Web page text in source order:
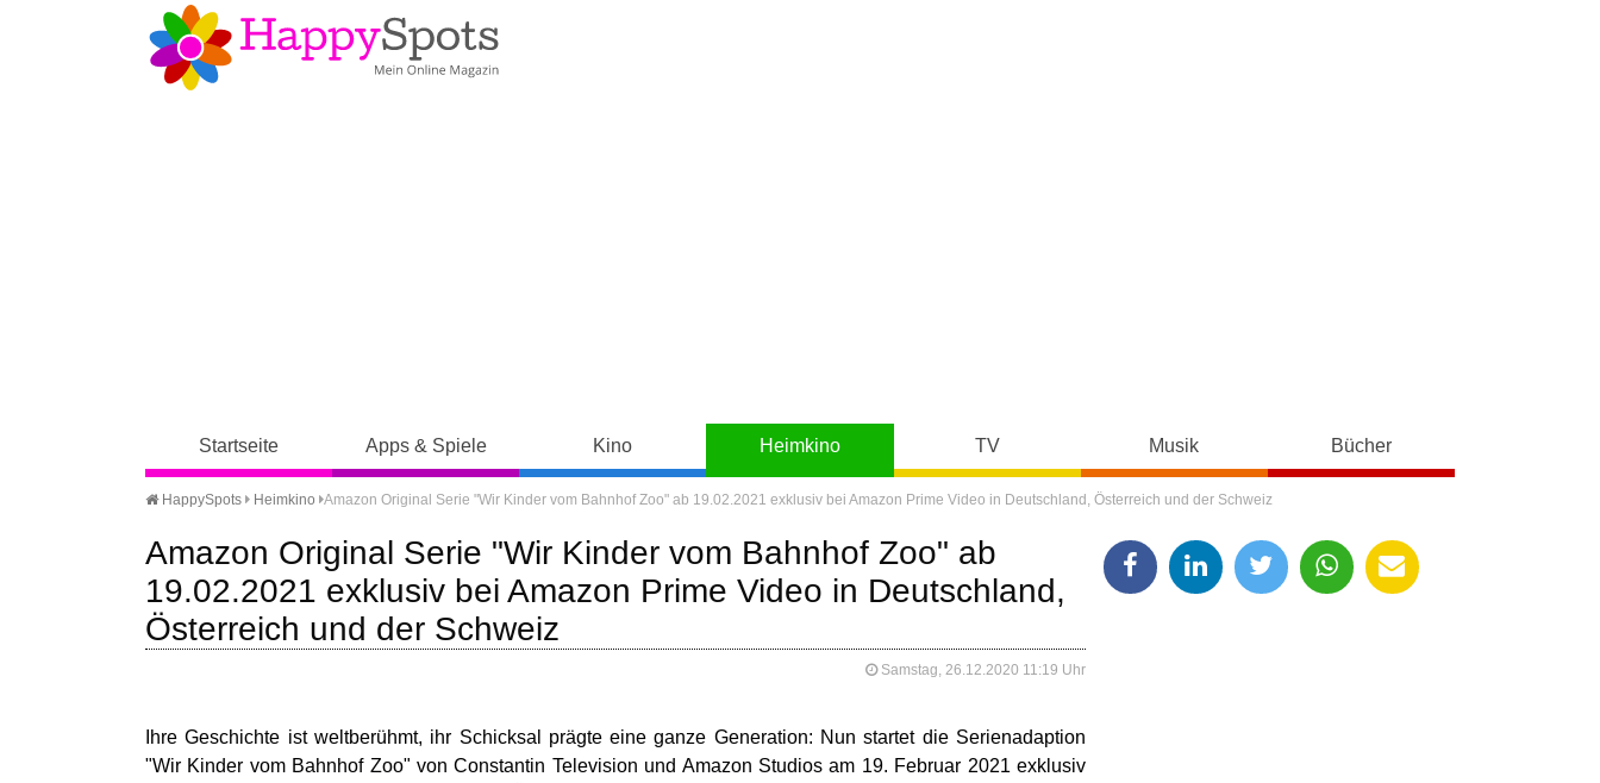
Startseite Apps & Spiele Kino Heimkino TV Musik Bücher
HappySpots Heimkino Amazon Original Serie "Wir Kinder vom Bahnhof Zoo" ab 19.02.2021 exklusiv bei Amazon Prime Video in Deutschland, Österreich und der Schweiz
Amazon Original Serie "Wir Kinder vom Bahnhof Zoo" ab
19.02.2021 exklusiv bei Amazon Prime Video in Deutschland,
Österreich und der Schweiz
Samstag, 26.12.2020 11:19 Uhr
Ihre Geschichte ist weltberühmt, ihr Schicksal prägte eine ganze Generation: Nun startet die Serienadaption
"Wir Kinder vom Bahnhof Zoo" von Constantin Television und Amazon Studios am 19. Februar 2021 exklusiv